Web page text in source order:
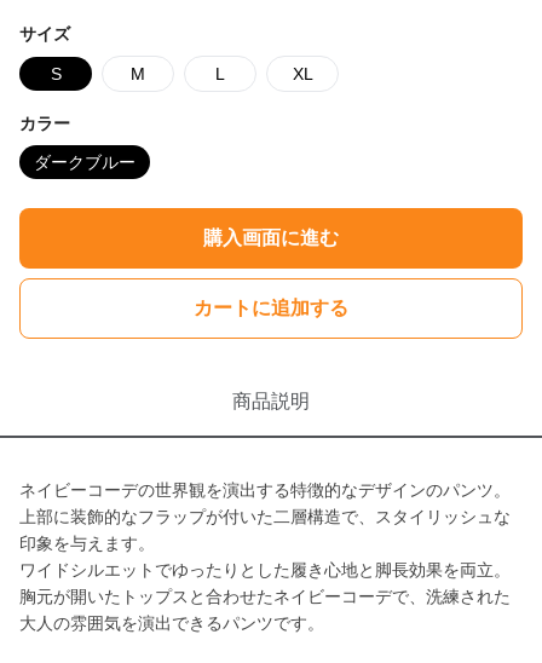
サイズ
S M L XL
カラー
ダークブルー
購入画面に進む
カートに追加する
商品説明
ネイビーコーデの世界観を演出する特徴的なデザインのパンツ。
上部に装飾的なフラップが付いた二層構造で、スタイリッシュな
印象を与えます。
ワイドシルエットでゆったりとした履き心地と脚長効果を両立。
胸元が開いたトップスと合わせたネイビーコーデで、洗練された
大人の雰囲気を演出できるパンツです。